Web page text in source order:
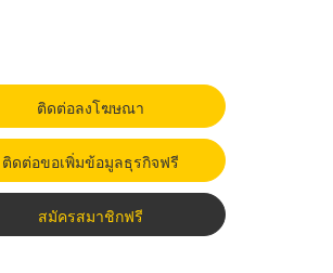
ติดต่อลงโฆษณา
ติดต่อขอเพิ่มข้อมูลธุรกิจฟรี
สมัครสมาชิกฟรี